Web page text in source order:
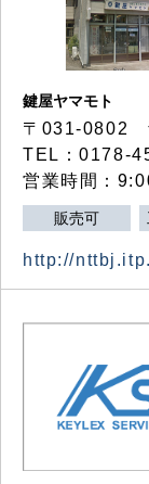
鍵屋ヤマモト
〒031-0802
TEL：0178-
営業時間：
販売可
http://